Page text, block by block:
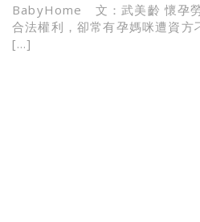
BabyHome 文：武美齡 懷孕
合法權利，卻常有孕媽咪遭資方
[…]